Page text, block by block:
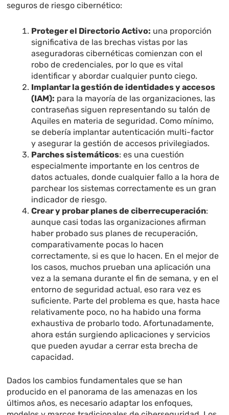
seguros de riesgo cibernético:
Proteger el Directorio Activo: una proporción
significativa de las brechas vistas por las
aseguradoras cibernéticas comienzan con el
robo de credenciales, por lo que es vital
identificar y abordar cualquier punto ciego.
Implantar la gestión de identidades y accesos
(IAM): para la mayoría de las organizaciones, las
contraseñas siguen representando su talón de
Aquiles en materia de seguridad. Como mínimo,
se debería implantar autenticación multi-factor
y asegurar la gestión de accesos privilegiados.
Parches sistemáticos: es una cuestión
especialmente importante en los centros de
datos actuales, donde cualquier fallo a la hora de
parchear los sistemas correctamente es un gran
indicador de riesgo.
Crear y probar planes de ciberrecuperación:
aunque casi todas las organizaciones afirman
haber probado sus planes de recuperación,
comparativamente pocas lo hacen
correctamente, si es que lo hacen. En el mejor de
los casos, muchos prueban una aplicación una
vez a la semana durante el fin de semana, y en el
entorno de seguridad actual, eso rara vez es
suficiente. Parte del problema es que, hasta hace
relativamente poco, no ha habido una forma
exhaustiva de probarlo todo. Afortunadamente,
ahora están surgiendo aplicaciones y servicios
que pueden ayudar a cerrar esta brecha de
capacidad.
Dados los cambios fundamentales que se han
producido en el panorama de las amenazas en los
últimos años, es necesario adaptar los enfoques,